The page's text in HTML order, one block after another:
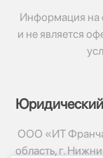
Информация на
и не является
ООО «ИТ
область, г.